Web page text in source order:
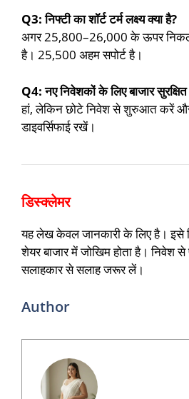
Q3: निफ्टी का शॉर्ट टर्म लक्ष्य क्या है?
अगर 25,800–26,000 के ऊपर
है। 25,500 अहम सपोर्ट है।
Q4: नए निवेशकों के लिए बाजार
हां, लेकिन छोटे निवेश से शुरुआत करें और
डाइवर्सिफाई रखें।
डिस्क्लेमर
यह लेख केवल जानकारी के लिए है। इसे
शेयर बाजार में जोखिम होता है। निवेश से
सलाहकार से सलाह जरूर लें।
Author